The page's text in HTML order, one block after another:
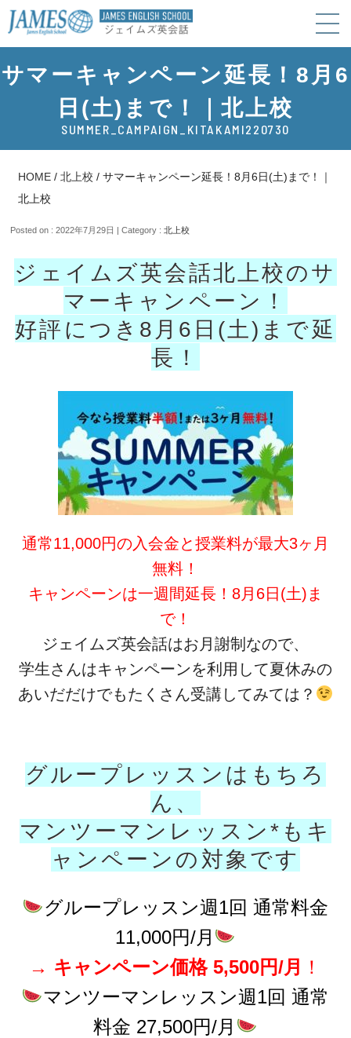
サマーキャンペーン延長！8月6
日(土)まで！｜北上校
SUMMER_CAMPAIGN_KITAKAMI220730
HOME /北上校 /サマーキャンペーン延長！8月6日(土)まで！｜
北上校
Posted on : 2022年7月29日 | Category :北上校
ジェイムズ英会話北上校のサ
マーキャンペーン！
好評につき8月6日(土)まで延
長！
通常11,000円の入会金と授業料が最大3ヶ月
無料！
キャンペーンは一週間延長！8月6日(土)ま
で！
ジェイムズ英会話はお月謝制なので、
学生さんはキャンペーンを利用して夏休みの
あいだだけでもたくさん受講してみては？
グループレッスンはもちろ
ん、
マンツーマンレッスン*もキ
ャンペーンの対象です
グループレッスン週1回 通常料金
11,000円/月
→ キャンペーン価格 5,500円/月
！
マンツーマンレッスン週1回 通常
料金 27,500円/月